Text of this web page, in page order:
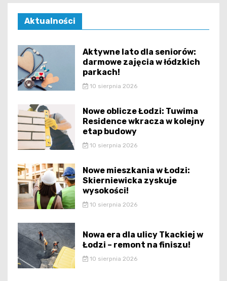
Aktualności
Aktywne lato dla seniorów:
darmowe zajęcia w łódzkich
parkach!
10 sierpnia 2026
Nowe oblicze Łodzi: Tuwima
Residence wkracza w kolejny
etap budowy
10 sierpnia 2026
Nowe mieszkania w Łodzi:
Skierniewicka zyskuje
wysokości!
10 sierpnia 2026
Nowa era dla ulicy Tkackiej w
Łodzi – remont na finiszu!
10 sierpnia 2026